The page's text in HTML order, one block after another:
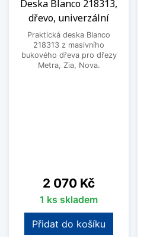
Deska Blanco 218313,
dřevo, univerzální
Praktická deska Blanco
218313 z masivního
bukového dřeva pro dřezy
Metra, Zia, Nova.
Cena
2 070 Kč
1 ks skladem
Přidat do košíku